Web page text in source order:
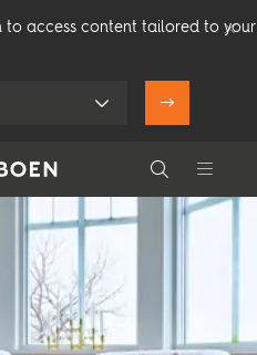
to access content tailored to your
mojej pozycji
Search
Professional